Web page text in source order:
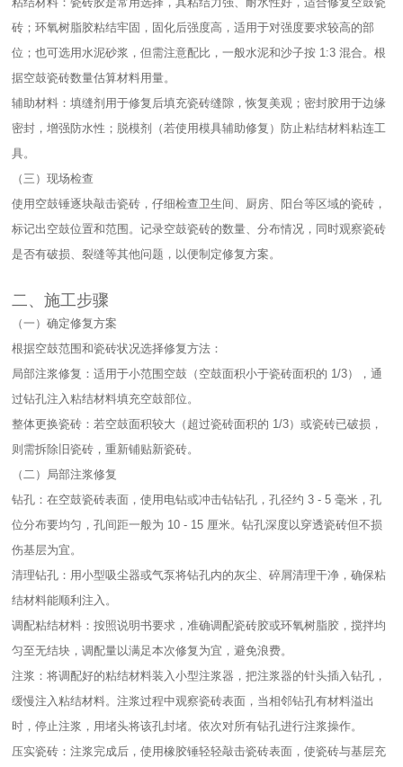
粘结材料：瓷砖胶是常用选择，其粘结力强、耐水性好，适合修复空鼓瓷
砖；环氧树脂胶粘结牢固，固化后强度高，适用于对强度要求较高的部
位；也可选用水泥砂浆，但需注意配比，一般水泥和沙子按 1:3 混合。根
据空鼓瓷砖数量估算材料用量。​
辅助材料：填缝剂用于修复后填充瓷砖缝隙，恢复美观；密封胶用于边缘
密封，增强防水性；脱模剂（若使用模具辅助修复）防止粘结材料粘连工
具。​
（三）现场检查​
使用空鼓锤逐块敲击瓷砖，仔细检查卫生间、厨房、阳台等区域的瓷砖，
标记出空鼓位置和范围。记录空鼓瓷砖的数量、分布情况，同时观察瓷砖
是否有破损、裂缝等其他问题，以便制定修复方案。​
二、施工步骤​
（一）确定修复方案​
根据空鼓范围和瓷砖状况选择修复方法：​
局部注浆修复：适用于小范围空鼓（空鼓面积小于瓷砖面积的 1/3），通
过钻孔注入粘结材料填充空鼓部位。​
整体更换瓷砖：若空鼓面积较大（超过瓷砖面积的 1/3）或瓷砖已破损，
则需拆除旧瓷砖，重新铺贴新瓷砖。​
（二）局部注浆修复​
钻孔：在空鼓瓷砖表面，使用电钻或冲击钻钻孔，孔径约 3 - 5 毫米，孔
位分布要均匀，孔间距一般为 10 - 15 厘米。钻孔深度以穿透瓷砖但不损
伤基层为宜。​
清理钻孔：用小型吸尘器或气泵将钻孔内的灰尘、碎屑清理干净，确保粘
结材料能顺利注入。​
调配粘结材料：按照说明书要求，准确调配瓷砖胶或环氧树脂胶，搅拌均
匀至无结块，调配量以满足本次修复为宜，避免浪费。​
注浆：将调配好的粘结材料装入小型注浆器，把注浆器的针头插入钻孔，
缓慢注入粘结材料。注浆过程中观察瓷砖表面，当相邻钻孔有材料溢出
时，停止注浆，用堵头将该孔封堵。依次对所有钻孔进行注浆操作。​
压实瓷砖：注浆完成后，使用橡胶锤轻轻敲击瓷砖表面，使瓷砖与基层充